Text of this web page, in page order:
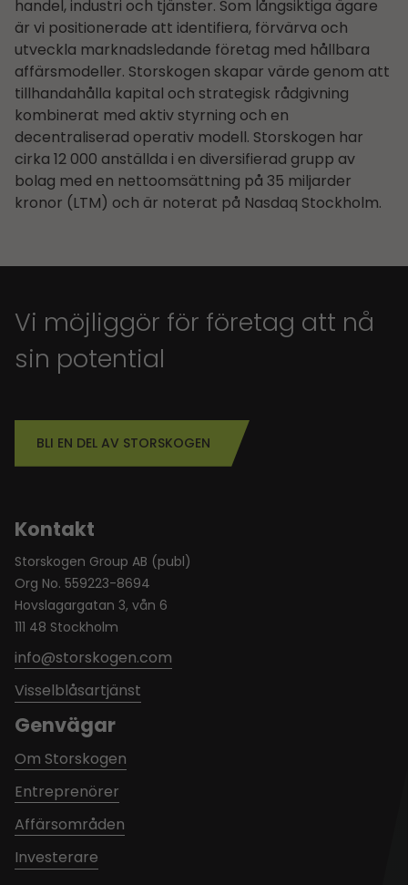
handel, industri och tjänster. Som långsiktiga ägare
är vi positionerade att identifiera, förvärva och
utveckla marknadsledande företag med hållbara
affärsmodeller. Storskogen skapar värde genom att
tillhandahålla kapital och strategisk rådgivning
kombinerat med aktiv styrning och en
decentraliserad operativ modell. Storskogen har
cirka 12 000 anställda i en diversifierad grupp av
bolag med en nettoomsättning på 35 miljarder
kronor (LTM) och är noterat på Nasdaq Stockholm.
Vi möjliggör för företag att nå
sin potential
BLI EN DEL AV STORSKOGEN
Kontakt
Storskogen Group AB (publ)
Org No. 559223-8694
Hovslagargatan 3, vån 6
111 48 Stockholm
info@storskogen.com
Visselblåsartjänst
Genvägar
Om Storskogen
Entreprenörer
Affärsområden
Investerare